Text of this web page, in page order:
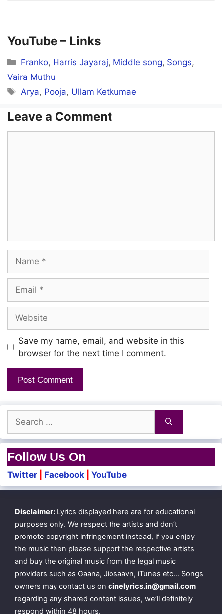
Dhoda dhoda
Cute-aana pennendraal nee
Queue-vil nilda
Dey dey dey dey dey dey
Nee vaada vaada
Podi mullaai kuthividum
Ada dhinusa dhinusa paarthaal kooda
Kangal ketkumae more more
Ada karuppo sivappo edhu vandhaalum
Ullam ketkumae more more
Dho dho dho dho dho dho dho
Dhoda dhoda
Queue-vil nilda
Dey dey dey dey dey dey
Atlantic aasaikuthaan
Compound gate-aa
Upper birth-lae aval thoonginaal
Ullam ketkumae more more
YouTube – Links
Categories
Franko, Harris Jayaraj, Middle song, Songs,
Vaira Muthu
Tags
Arya, Pooja, Ullam Ketkumae
Leave a Comment
Save my name, email, and website in this
browser for the next time I comment.
for:
Follow Us On
Twitter Facebook YouTube
Disclaimer: Lyrics displayed here are for educational
purposes only. We respect the artists and don’t
promote copyright infringement instead, if you enjoy
the music then please support the respective artists
and buy the original music from the legal music
providers such as Gaana, Jiosaavn, iTunes etc… Songs
owners may contact us on cinelyrics.in@gmail.com
regarding any shared content issues, we’ll definitely
respond within 48 hours.